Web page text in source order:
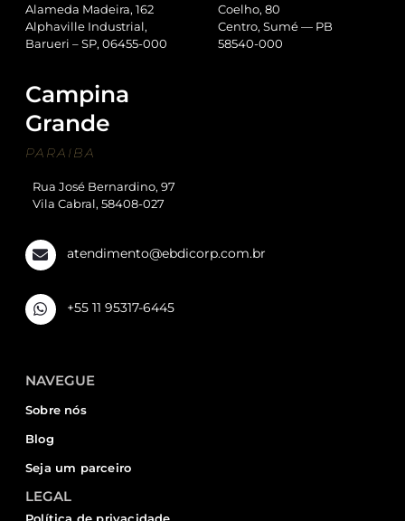
Alameda Madeira, 162
Alphaville Industrial,
Barueri – SP, 06455-000
Coelho, 80
Centro, Sumé — PB
58540-000
Campina
Grande
PARAIBA
Rua José Bernardino, 97
Vila Cabral, 58408-027
atendimento@ebdicorp.com.br
+55 11 95317-6445
NAVEGUE
Sobre nós
Blog
Seja um parceiro
LEGAL
Política de privacidade